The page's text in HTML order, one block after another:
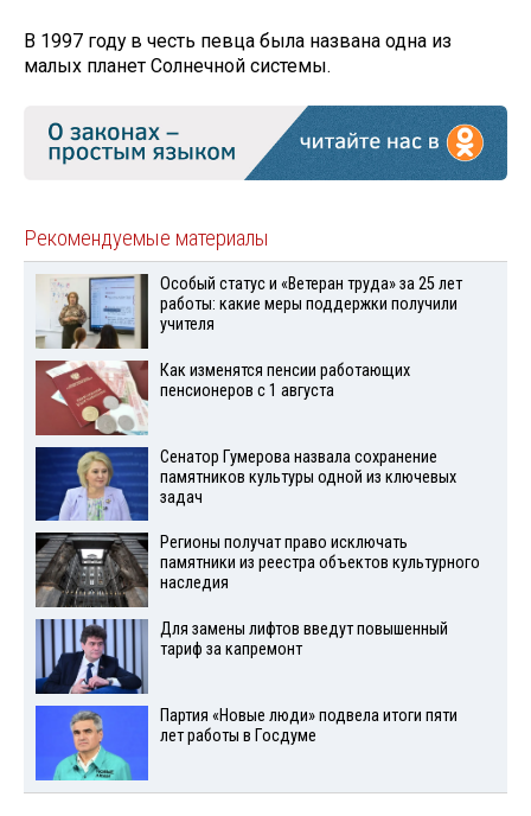
В 1997 году в честь певца была названа одна из
малых планет Солнечной системы.
Рекомендуемые материалы
Особый статус и «Ветеран труда» за 25 лет
работы: какие меры поддержки получили
учителя
Как изменятся пенсии работающих
пенсионеров с 1 августа
Сенатор Гумерова назвала сохранение
памятников культуры одной из ключевых
задач
Регионы получат право исключать
памятники из реестра объектов культурного
наследия
Для замены лифтов введут повышенный
тариф за капремонт
Партия «Новые люди» подвела итоги пяти
лет работы в Госдуме